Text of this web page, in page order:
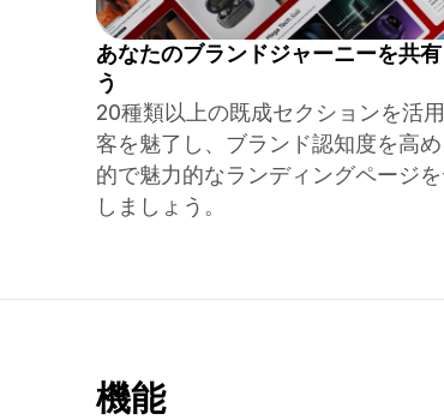
あなたのブランドジャーニーを共有
う
20種類以上の既成セクションを活
客を魅了し、ブランド認知度を高
的で魅力的なランディングページ
しましょう。
機能